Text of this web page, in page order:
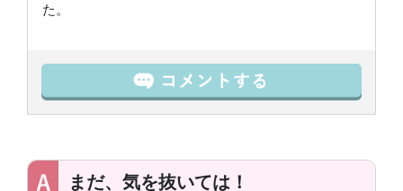
た。
まだ、気を抜いては！